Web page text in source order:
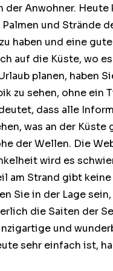
Anwohner. Heute
und Strände
haben und eine
auf die Küste, wo
planen, haben
zu sehen, ohne ein
dass alle
was an der
der Wellen. Die
wird es
am Strand gibt
Sie in der Lage
die Saiten der
und
sehr einfach ist,